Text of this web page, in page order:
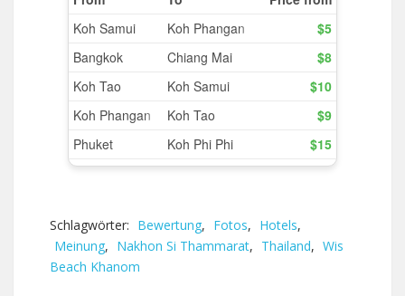
Schlagwörter: Bewertung, Fotos, Hotels,
Meinung, Nakhon Si Thammarat, Thailand, Wis
Beach Khanom